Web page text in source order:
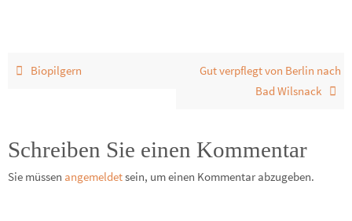
Biopilgern
Gut verpflegt von Berlin nach
Bad Wilsnack
Schreiben Sie einen Kommentar
Sie müssen angemeldetsein, um einen Kommentar abzugeben.